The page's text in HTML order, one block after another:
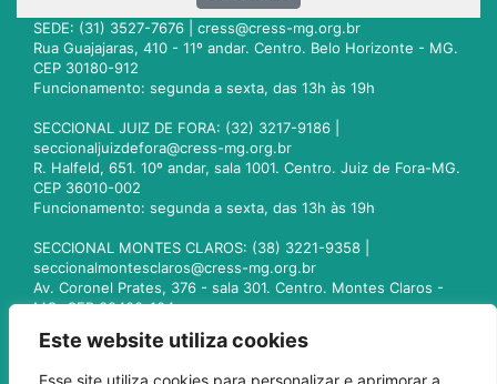
Este website utiliza cookies
Esse site utiliza cookies para personalizar e aprimorar a
SEDE: (31) 3527-7676 | cress@cress-mg.org.br
Rua Guajajaras, 410 - 11º andar. Centro. Belo Horizonte - MG.
CEP 30180-912
Funcionamento: segunda a sexta, das 13h às 19h
SECCIONAL JUIZ DE FORA: (32) 3217-9186 |
seccionaljuizdefora@cress-mg.org.br
R. Halfeld, 651. 10º andar, sala 1001. Centro. Juiz de Fora-MG.
CEP 36010-002
Funcionamento: segunda a sexta, das 13h às 19h
SECCIONAL MONTES CLAROS: (38) 3221-9358 |
seccionalmontesclaros@cress-mg.org.br
Av. Coronel Prates, 376 - sala 301. Centro. Montes Claros -
MG. CEP 39400-104